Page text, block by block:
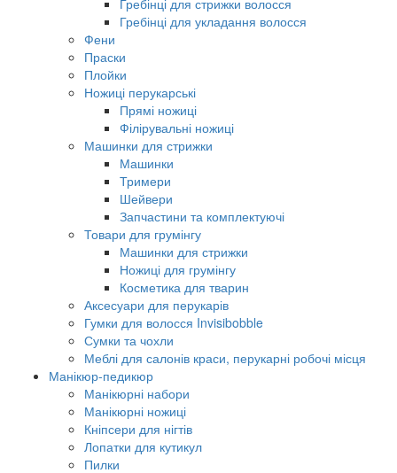
Гребінці для стрижки волосся
Гребінці для укладання волосся
Фени
Праски
Плойки
Ножиці перукарські
Прямі ножиці
Філірувальні ножиці
Машинки для стрижки
Машинки
Тримери
Шейвери
Запчастини та комплектуючі
Товари для грумінгу
Машинки для стрижки
Ножиці для грумінгу
Косметика для тварин
Аксесуари для перукарів
Гумки для волосся Invisibobble
Сумки та чохли
Меблі для салонів краси, перукарні робочі місця
Манікюр-педикюр
Манікюрні набори
Манікюрні ножиці
Кніпсери для нігтів
Лопатки для кутикул
Пилки